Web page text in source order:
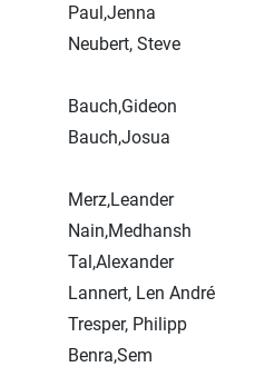
Paul,Jenna
Neubert, Steve
Bauch,Gideon
Bauch,Josua
Merz,Leander
Nain,Medhansh
Tal,Alexander
Lannert, Len André
Tresper, Philipp
Benra,Sem